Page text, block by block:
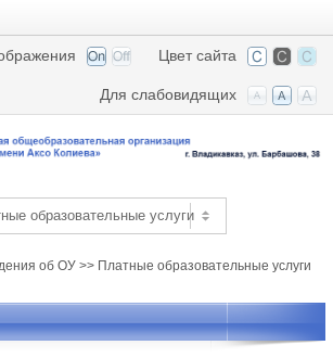
Цвет сайта
Для слабовидящих
об ОУ >> Платные образовательные услуги